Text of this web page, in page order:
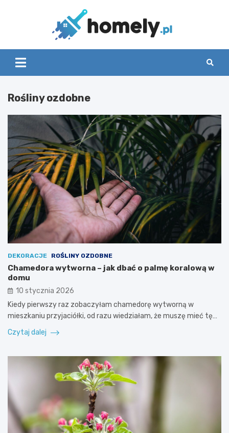
Rośliny ozdobne
DEKORACJE ROŚLINY OZDOBNE
Chamedora wytworna – jak dbać o palmę koralową w
domu
10 stycznia 2026
Kiedy pierwszy raz zobaczyłam chamedorę wytworną w
mieszkaniu przyjaciółki, od razu wiedziałam, że muszę mieć tę…
Czytaj dalej